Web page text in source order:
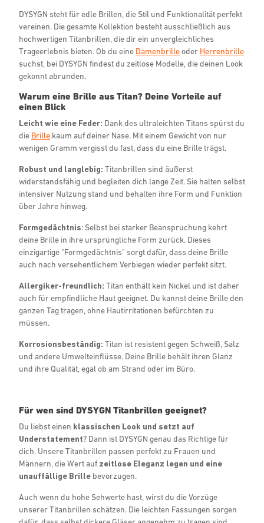
DYSYGN steht für edle Brillen, die Stil und Funktionalität perfekt
vereinen. Die gesamte Kollektion besteht ausschließlich aus
hochwertigen Titanbrillen, die dir ein unvergleichliches
Trageerlebnis bieten. Ob du eine Damenbrilleoder Herrenbrille
suchst, bei DYSYGN findest du zeitlose Modelle, die deinen Look
gekonnt abrunden.
Warum eine Brille aus Titan? Deine Vorteile auf
einen Blick
Leicht wie eine Feder: Dank des ultraleichten Titans spürst du
die Brille kaum auf deiner Nase. Mit einem Gewicht von nur
wenigen Gramm vergisst du fast, dass du eine Brille trägst.
Robust und langlebig: Titanbrillen sind äußerst
widerstandsfähig und begleiten dich lange Zeit. Sie halten selbst
intensiver Nutzung stand und behalten ihre Form und Funktion
über Jahre hinweg.
Formgedächtnis: Selbst bei starker Beanspruchung kehrt
deine Brille in ihre ursprüngliche Form zurück. Dieses
einzigartige "Formgedächtnis" sorgt dafür, dass deine Brille
auch nach versehentlichem Verbiegen wieder perfekt sitzt.
Allergiker-freundlich: Titan enthält kein Nickel und ist daher
auch für empfindliche Haut geeignet. Du kannst deine Brille den
ganzen Tag tragen, ohne Hautirritationen befürchten zu
müssen.
Korrosionsbeständig: Titan ist resistent gegen Schweiß, Salz
und andere Umwelteinflüsse. Deine Brille behält ihren Glanz
und ihre Qualität, egal ob am Strand oder im Büro.
Für wen sind DYSYGN Titanbrillen geeignet?
Du liebst einen klassischen Look und setzt auf
Understatement? Dann ist DYSYGN genau das Richtige für
dich. Unsere Titanbrillen passen perfekt zu Frauen und
Männern, die Wert auf zeitlose Eleganz legen und eine
unauffällige Brille bevorzugen.
Auch wenn du hohe Sehwerte hast, wirst du die Vorzüge
unserer Titanbrillen schätzen. Die leichten Fassungen sorgen